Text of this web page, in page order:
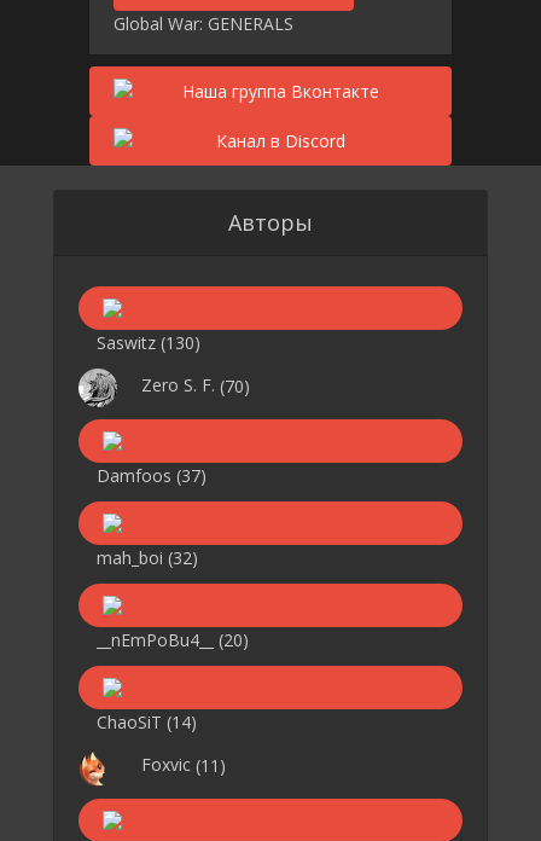
Global War: GENERALS
Авторы
Saswitz (130)
Zero S. F. (70)
Damfoos (37)
mah_boi (32)
__nEmPoBu4__ (20)
ChaoSiT (14)
Foxvic (11)